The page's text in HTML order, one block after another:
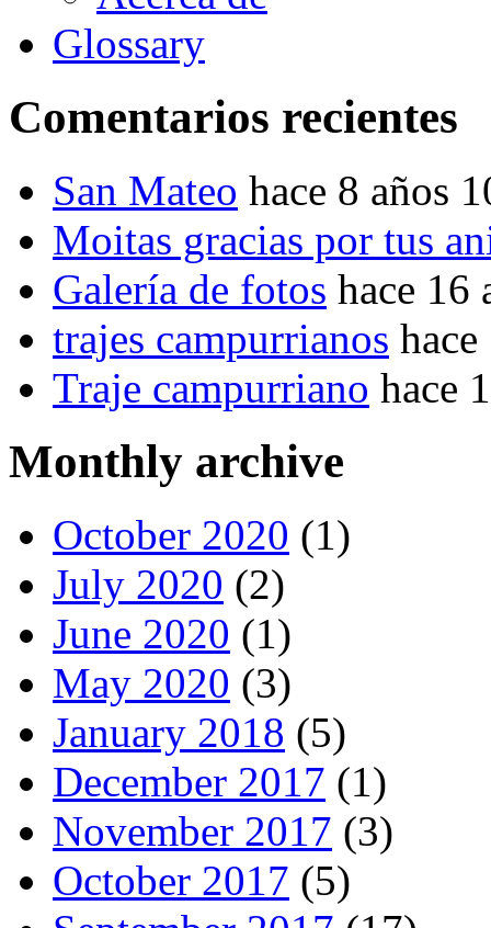
Glossary
Comentarios recientes
San Mateo hace 8 años
Moitas gracias por tus
Galería de fotos hace 16
trajes campurrianos
Traje campurriano hace
Monthly archive
October 2020 (1)
July 2020 (2)
June 2020 (1)
May 2020 (3)
January 2018 (5)
December 2017 (1)
November 2017 (3)
October 2017 (5)